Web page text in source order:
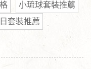
小琉球套裝推薦
套裝推薦